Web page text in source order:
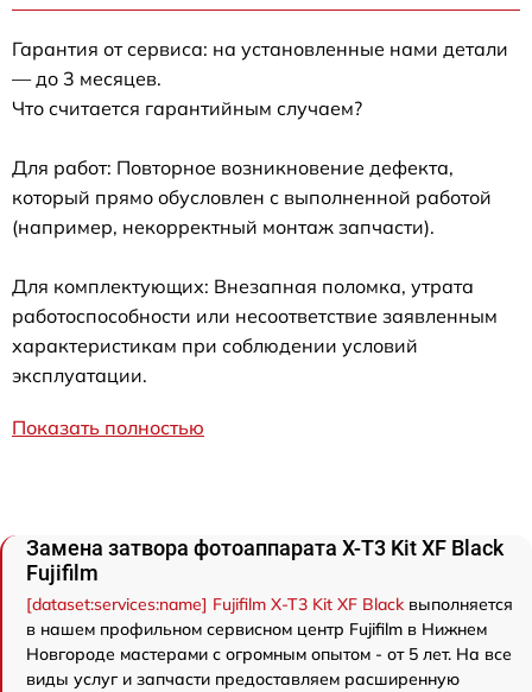
Гарантия от сервиса: на установленные нами детали
— до 3 месяцев.
Что считается гарантийным случаем?
Для работ: Повторное возникновение дефекта,
который прямо обусловлен с выполненной работой
(например, некорректный монтаж запчасти).
Для комплектующих: Внезапная поломка, утрата
работоспособности или несоответствие заявленным
характеристикам при соблюдении условий
эксплуатации.
Показать полностью
Замена затвора фотоаппарата X-T3 Kit XF Black
Fujifilm
[dataset:services:name] Fujifilm X-T3 Kit XF Blackвыполняется
в нашем профильном сервисном центр Fujifilm в Нижнем
Новгороде мастерами с огромным опытом - от 5 лет. На все
виды услуг и запчасти предоставляем расширенную